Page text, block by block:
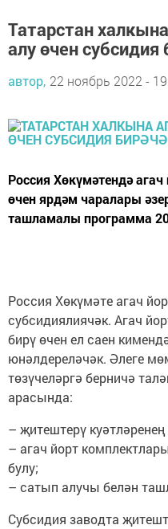
Татарстан
алу өчен субсидия
автор, 22 ноябрь 2022 -
Россия Хөкүмәтендә
өчен ярдәм чаралары
ташламалы программа
Россия Хөкүмәте агач
субсидиялиячәк. Агач
бирү өчен ел саен
юнәлдереләчәк. Әлеге
төзүчеләргә берничә
арасында:
– җитештерү
– агач йорт
булу;
– сатып алучы белән
Субсидия заводта